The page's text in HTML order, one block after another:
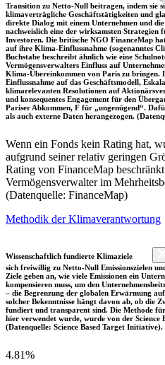
Transition zu Netto-Null beitragen, indem sie
klimaverträgliche Geschäftstätigkeiten und
direkte Dialog mit einem Unternehmen und
nachweislich eine der wirksamsten
Investoren. Die britische NGO FinanceMap
auf ihre Klima-Einflussnahme (sogenanntes
Buchstabe beschreibt ähnlich wie eine
Vermögensverwalters Einfluss auf
Klima-Übereinkommen von Paris zu bringen.
Einflussnahme auf das Geschäftsmodell,
klimarelevanten Resolutionen auf
und konsequentes Engagement für den
Pariser Abkommen, F für „ungenügend“.
als auch externe Daten herangezogen.
Wenn ein Fonds kein Rating hat,
aufgrund seiner relativ geringen
Rating von FinanceMap
Vermögensverwalter im
(Datenquelle: FinanceMap)
Methodik der Klimaverantwortung
Wissenschaftlich fundierte Klimaziele
sich freiwillig zu Netto-Null Emissionszielen
Ziele geben an, wie viele Emissionen ein
kompensieren muss, um den
– die Begrenzung der globalen Erwärmung
solcher Bekenntnisse hängt davon ab, ob die
fundiert und transparent sind. Die Methode
hier verwendet wurde, wurde von der
(Datenquelle: Science Based Target Initiative).
4.81%